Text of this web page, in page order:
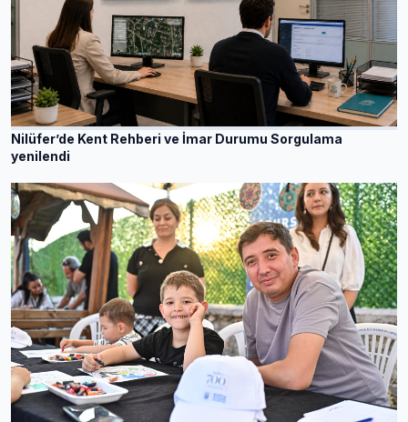
Nilüfer’de Kent Rehberi ve İmar Durumu Sorgulama
yenilendi